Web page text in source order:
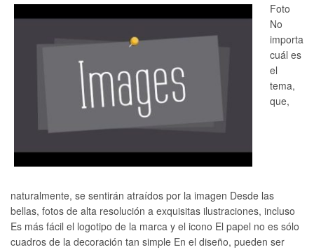
Foto
No
importa
cuál es
el
tema,
que,
naturalmente, se sentirán atraídos por la imagen Desde las
bellas, fotos de alta resolución a exquisitas ilustraciones, incluso
Es más fácil el logotipo de la marca y el icono El papel no es sólo
cuadros de la decoración tan simple En el diseño, pueden ser